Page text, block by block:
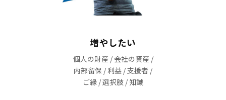
増やしたい
個人の財産 / 会社の資産 /
内部留保 / 利益 / 支援者 /
ご縁 / 選択肢 / 知識